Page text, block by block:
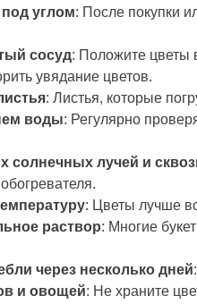
углом: После покупки
сосуд: Положите цветы
увядание цветов.
: Листья, которые
воды: Регулярно
солнечных лучей и
: Цветы лучше
раствор: Многие
через несколько дней
и овощей: Не храните